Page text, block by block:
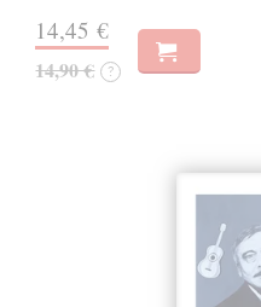
14,45 €
14,90 € ?